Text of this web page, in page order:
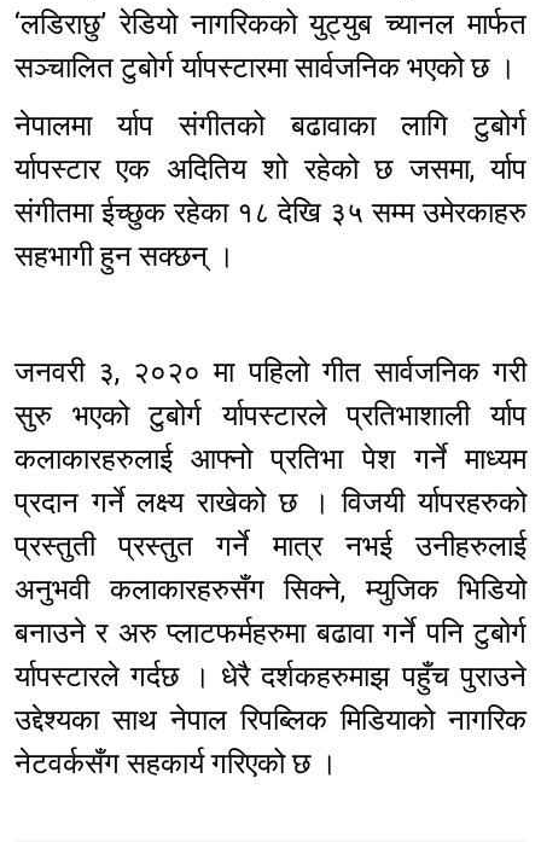
‘लडिराछु’ रेडियो नागरिकको युट्युब च्यानल मार्फत
सञ्चालित टुबोर्ग र्यापस्टारमा सार्वजनिक भएको छ ।
नेपालमा र्याप संगीतको बढावाका लागि टुबोर्ग
र्यापस्टार एक अदितिय शो रहेको छ जसमा, र्याप
संगीतमा ईच्छुक रहेका १८ देखि ३५ सम्म उमेरकाहरु
सहभागी हुन सक्छन् ।
जनवरी ३, २०२० मा पहिलो गीत सार्वजनिक गरी
सुरु भएको टुबोर्ग र्यापस्टारले प्रतिभाशाली र्याप
कलाकारहरुलाई आफ्नो प्रतिभा पेश गर्ने माध्यम
प्रदान गर्ने लक्ष्य राखेको छ । विजयी र्यापरहरुको
प्रस्तुती प्रस्तुत गर्ने मात्र नभई उनीहरुलाई
अनुभवी कलाकारहरुसँग सिक्ने, म्युजिक भिडियो
बनाउने र अरु प्लाटफर्महरुमा बढावा गर्ने पनि टुबोर्ग
र्यापस्टारले गर्दछ । धेरै दर्शकहरुमाझ पहुँच पुराउने
उद्देश्यका साथ नेपाल रिपब्लिक मिडियाको नागरिक
नेटवर्कसँग सहकार्य गरिएको छ ।